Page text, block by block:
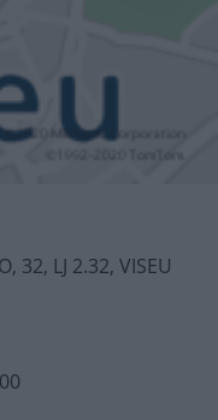
32, LJ 2.32, VISEU